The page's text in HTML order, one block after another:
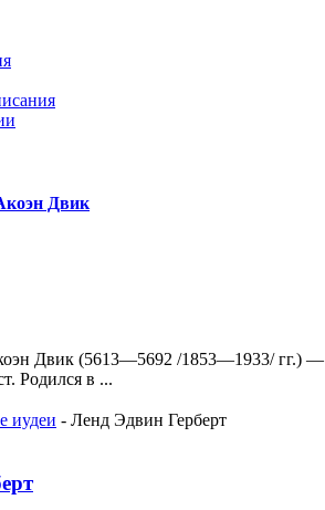
Двик
Двик (5613—5692 /1853—1933/ гг.) —
Родился в ...
иудеи - Ленд Эдвин Герберт